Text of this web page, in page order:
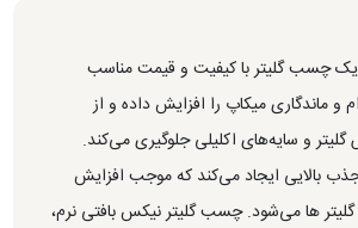
چسب گلیتر با کیفیت و قیمت مناسب
ماندگاری میکاپ را افزایش داده و از
و سایه‌های اکلیلی جلوگیری می‌کند.
بالایی ایجاد می‌کند که موجب افزایش
ها می‌شود. چسب گلیتر نیکس بافتی نرم،